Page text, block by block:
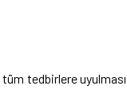
tedbirlere uyulması